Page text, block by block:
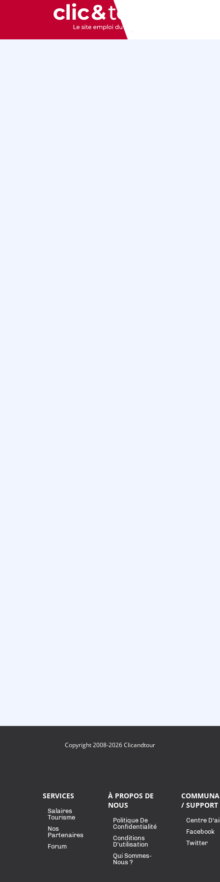
Copyright 2008-2026 Clicandtour
SERVICES
Salaires
Tourisme
Nos
Partenaires
Forum
À PROPOS DE
NOUS
Politique De
Confidentialité
Conditions
D'utilisation
Qui Sommes-
Nous ?
/ SUPPORT
Centre
Facebook
Twitter